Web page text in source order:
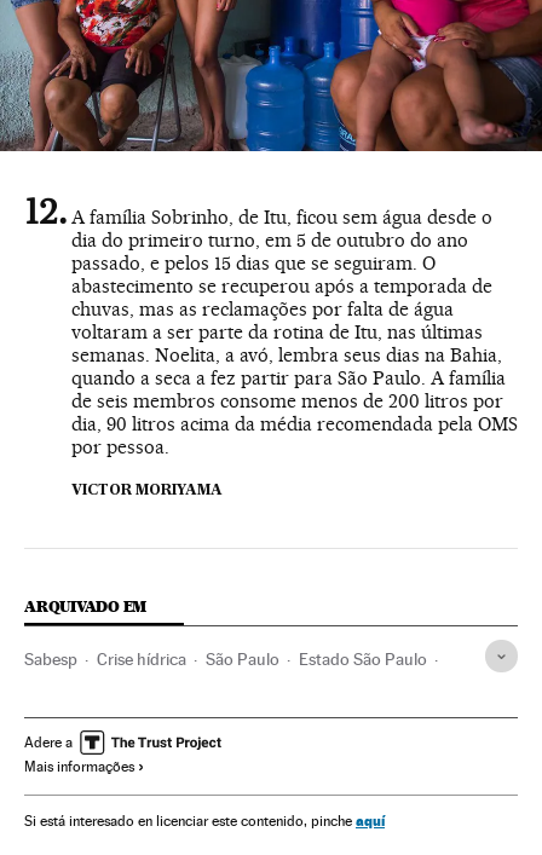
A família Sobrinho, de Itu, ficou sem água desde o
dia do primeiro turno, em 5 de outubro do ano
passado, e pelos 15 dias que se seguiram. O
abastecimento se recuperou após a temporada de
chuvas, mas as reclamações por falta de água
voltaram a ser parte da rotina de Itu, nas últimas
semanas. Noelita, a avó, lembra seus dias na Bahia,
quando a seca a fez partir para São Paulo. A família
de seis membros consome menos de 200 litros por
dia, 90 litros acima da média recomendada pela OMS
por pessoa.
VICTOR MORIYAMA
ARQUIVADO EM
Sabesp Crise hídrica São Paulo Estado São Paulo
Governadores Tratamento água
Abastecimento água
América do Sul América Latina Meteorologia
Adere a
Mais informações
Si está interesado en licenciar este contenido, pinche aquí